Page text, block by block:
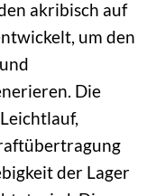
akribisch auf
um den
Die
der Lager